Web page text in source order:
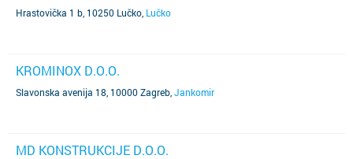
Hrastovička 1 b, 10250 Lučko Lučko
KROMINOX D.O.O.
Slavonska avenija 18, 10000 Zagreb Jankomir
MD KONSTRUKCIJE D.O.O.